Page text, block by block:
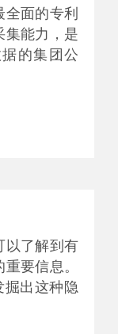
面的专利
集能力，是
的集团公
以了解到有
要信息。
掘出这种隐